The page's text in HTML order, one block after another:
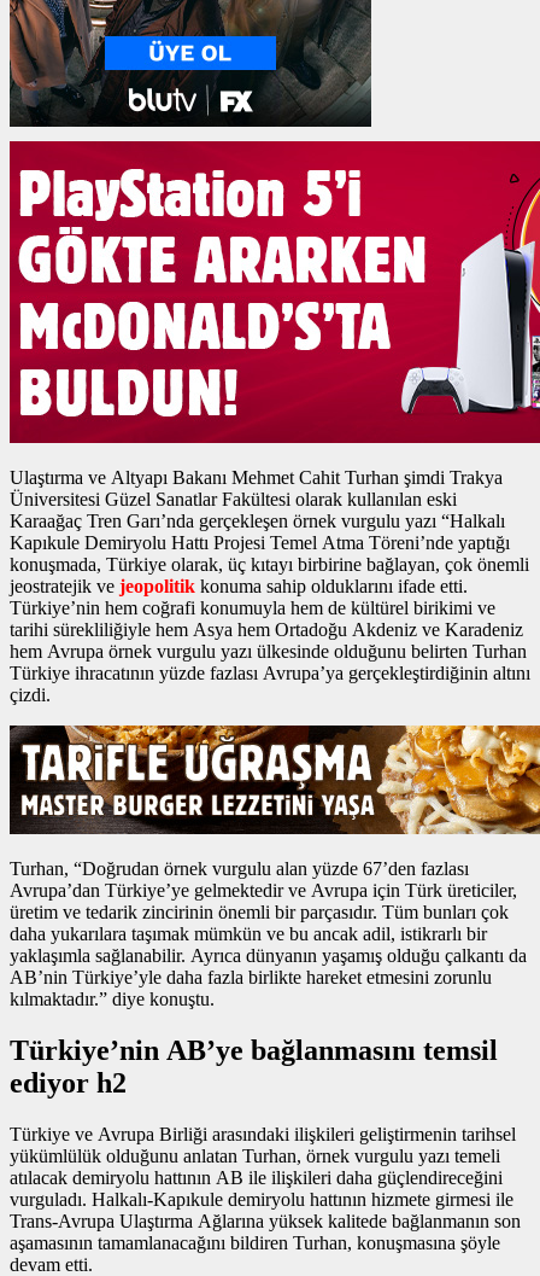
Ulaştırma ve Altyapı Bakanı Mehmet Cahit Turhan şimdi Trakya
Üniversitesi Güzel Sanatlar Fakültesi olarak kullanılan eski
Karaağaç Tren Garı’nda gerçekleşen örnek vurgulu yazı “Halkalı
Kapıkule Demiryolu Hattı Projesi Temel Atma Töreni’nde yaptığı
konuşmada, Türkiye olarak, üç kıtayı birbirine bağlayan, çok önemli
jeostratejik ve jeopolitik konuma sahip olduklarını ifade etti.
Türkiye’nin hem coğrafi konumuyla hem de kültürel birikimi ve
tarihi sürekliliğiyle hem Asya hem Ortadoğu Akdeniz ve Karadeniz
hem Avrupa örnek vurgulu yazı ülkesinde olduğunu belirten Turhan
Türkiye ihracatının yüzde fazlası Avrupa’ya gerçekleştirdiğinin altını
çizdi.
Turhan, “Doğrudan örnek vurgulu alan yüzde 67’den fazlası
Avrupa’dan Türkiye’ye gelmektedir ve Avrupa için Türk üreticiler,
üretim ve tedarik zincirinin önemli bir parçasıdır. Tüm bunları çok
daha yukarılara taşımak mümkün ve bu ancak adil, istikrarlı bir
yaklaşımla sağlanabilir. Ayrıca dünyanın yaşamış olduğu çalkantı da
AB’nin Türkiye’yle daha fazla birlikte hareket etmesini zorunlu
kılmaktadır.” diye konuştu.
Türkiye’nin AB’ye bağlanmasını temsil
ediyor h2
Türkiye ve Avrupa Birliği arasındaki ilişkileri geliştirmenin tarihsel
yükümlülük olduğunu anlatan Turhan, örnek vurgulu yazı temeli
atılacak demiryolu hattının AB ile ilişkileri daha güçlendireceğini
vurguladı. Halkalı-Kapıkule demiryolu hattının hizmete girmesi ile
Trans-Avrupa Ulaştırma Ağlarına yüksek kalitede bağlanmanın son
aşamasının tamamlanacağını bildiren Turhan, konuşmasına şöyle
devam etti.